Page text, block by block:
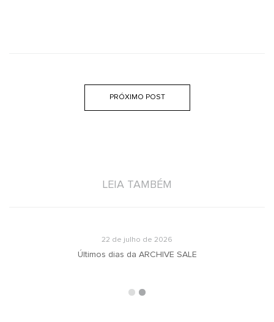
PRÓXIMO POST
LEIA TAMBÉM
22 de julho de 2026
Últimos dias da ARCHIVE SALE